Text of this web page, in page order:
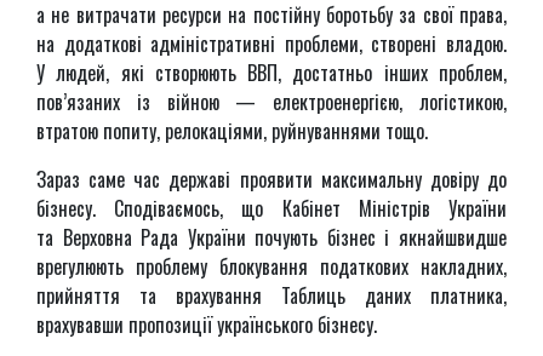
а не витрачати ресурси на постійну боротьбу за свої права,
на додаткові адміністративні проблеми, створені владою.
У людей, які створюють ВВП, достатньо інших проблем,
пов’язаних із війною — електроенергією, логістикою,
втратою попиту, релокаціями, руйнуваннями тощо.
Зараз саме час державі проявити максимальну довіру до
бізнесу. Сподіваємось, що Кабінет Міністрів України
та Верховна Рада України почують бізнес і якнайшвидше
врегулюють проблему блокування податкових накладних,
прийняття та врахування Таблиць даних платника,
врахувавши пропозиції українського бізнесу.